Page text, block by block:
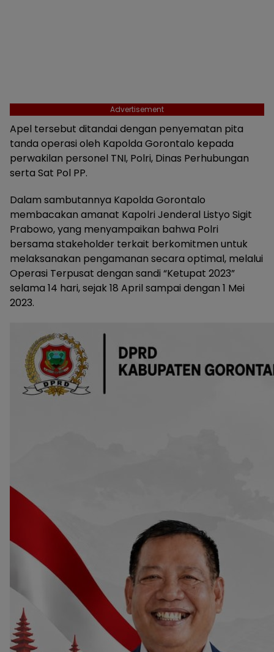
Advertisement
Apel tersebut ditandai dengan penyematan pita
tanda operasi oleh Kapolda Gorontalo kepada
perwakilan personel TNI, Polri, Dinas Perhubungan
serta Sat Pol PP.
Dalam sambutannya Kapolda Gorontalo
membacakan amanat Kapolri Jenderal Listyo Sigit
Prabowo, yang menyampaikan bahwa Polri
bersama stakeholder terkait berkomitmen untuk
melaksanakan pengamanan secara optimal, melalui
Operasi Terpusat dengan sandi “Ketupat 2023”
selama 14 hari, sejak 18 April sampai dengan 1 Mei
2023.